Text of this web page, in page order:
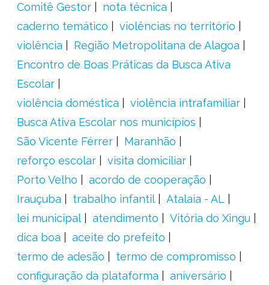
Comitê Gestor
nota técnica
caderno temático
violências no território
violência
Região Metropolitana de Alagoa
Encontro de Boas Práticas da Busca Ativa
Escolar
violência doméstica
violência intrafamiliar
Busca Ativa Escolar nos municípios
São Vicente Férrer
Maranhão
reforço escolar
visita domiciliar
Porto Velho
acordo de cooperação
Irauçuba
trabalho infantil
Atalaia - AL
lei municipal
atendimento
Vitória do Xingu
dica boa
aceite do prefeito
termo de adesão
termo de compromisso
configuração da plataforma
aniversário